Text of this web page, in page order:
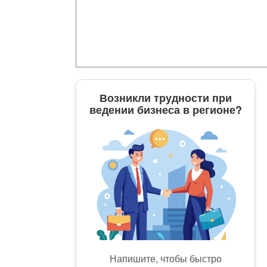
Возникли трудности при
ведении бизнеса в регионе?
Напишите, чтобы быстро